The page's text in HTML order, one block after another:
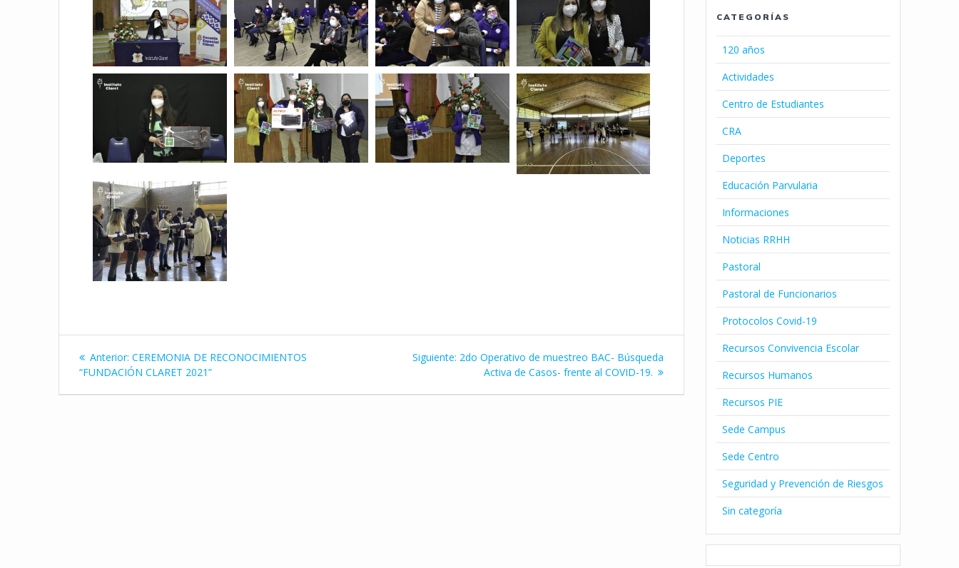
Navegación
de
Anterior: Entrada
anterior:
CEREMONIA DE RECONOCIMIENTOS
“FUNDACIÓN CLARET 2021”
Siguiente: Siguiente
entrada:
2do Operativo de muestreo BAC- Búsqueda
Activa de Casos- frente al COVID-19.
CATEGORÍAS
120 años
Actividades
Centro de Estudiantes
CRA
Deportes
Educación Parvularia
Informaciones
Noticias RRHH
Pastoral
Pastoral de Funcionarios
Protocolos Covid-19
Recursos Convivencia Escolar
Recursos Humanos
Recursos PIE
Sede Campus
Sede Centro
Seguridad y Prevención de Riesgos
Sin categoría